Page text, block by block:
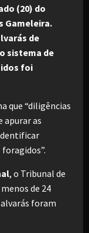
(20) do
Gameleira.
de
sistema de
foi
que “diligências
apurar as
, o Tribunal de
de 24
foram